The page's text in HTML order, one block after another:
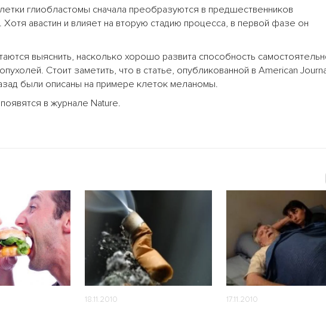
глиобластомы сначала преобразуются в предшественников
авастин и влияет на вторую стадию процесса, в первой фазе он
выяснить, насколько хорошо развита способность
Стоит заметить, что в статье, опубликованной в American
были описаны на примере клеток меланомы.
в журнале Nature.
18.11.2010 17.11.2010